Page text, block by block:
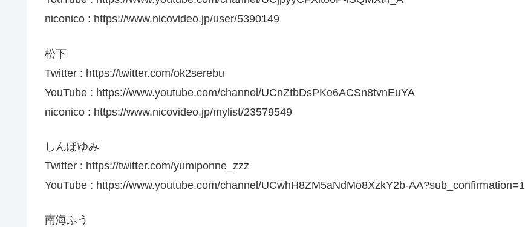
niconico : https://www.nicovideo.jp/user/5390149
松下
Twitter : https://twitter.com/ok2serebu
YouTube : https://www.youtube.com/channel/UCnZtbDsPKe6ACSn8tvnEuYA
niconico : https://www.nicovideo.jp/mylist/23579549
しんぽゆみ
Twitter : https://twitter.com/yumiponne_zzz
YouTube : https://www.youtube.com/channel/UCwhH8ZM5aNdMo8XzkY2b-AA?sub_confirmation=1
南海ふう